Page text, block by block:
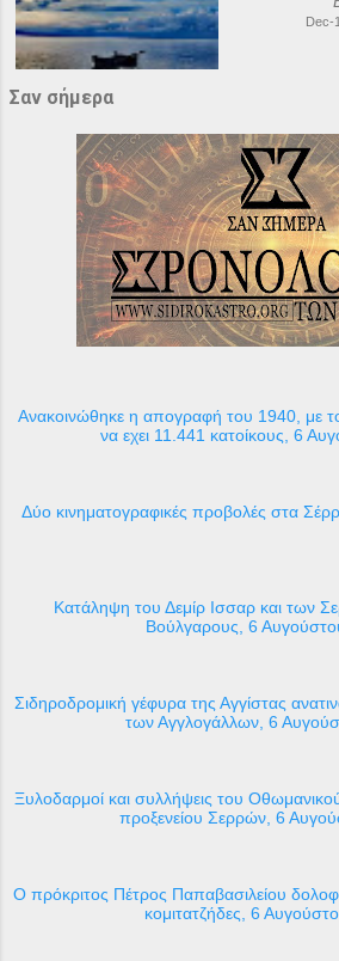
Dec-
Σαν σήμερα
Ανακοινώθηκε η απογραφή του 1940, με
να εχει 11.441 κατοίκους, 6
Δύο κινηματογραφικές προβολές στα
Κατάληψη του Δεμίρ Ισσαρ και των
Βούλγαρους, 6
Σιδηροδρομική γέφυρα της Αγγίστας
των Αγγλογάλλων, 6
Ξυλοδαρμοί και συλλήψεις του
προξενείου Σερρών, 6
Ο πρόκριτος Πέτρος Παπαβασιλείου
κομιτατζήδες, 6